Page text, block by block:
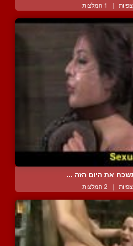
| 1 המלצות
את היום הזה ...
| 2 המלצות